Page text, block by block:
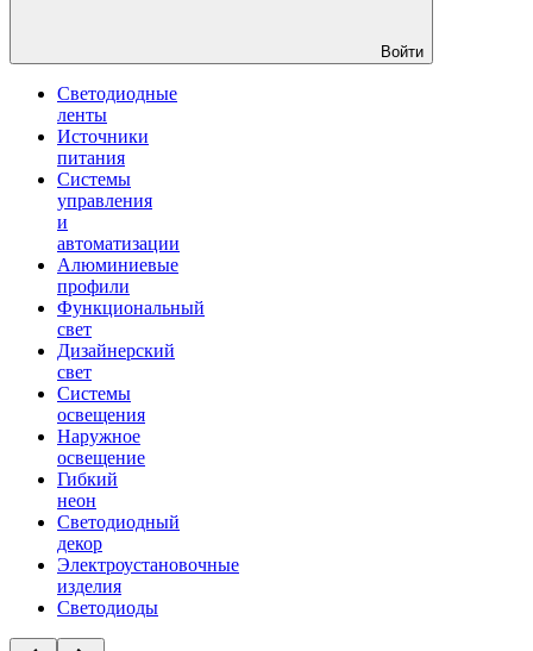
Войти
Светодиодные
ленты
Источники
питания
Системы
управления
и
автоматизации
Алюминиевые
профили
Функциональный
свет
Дизайнерский
свет
Системы
освещения
Наружное
освещение
Гибкий
неон
Светодиодный
декор
Электроустановочные
изделия
Светодиоды